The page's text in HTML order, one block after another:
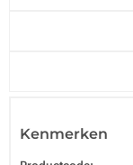
Kenmerken